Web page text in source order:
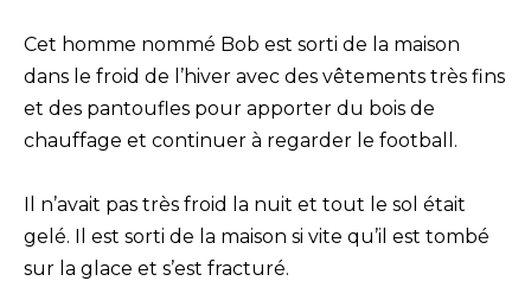
Cet homme nommé Bob est sorti de la maison
dans le froid de l’hiver avec des vêtements très fins
et des pantoufles pour apporter du bois de
chauffage et continuer à regarder le football.
Il n’avait pas très froid la nuit et tout le sol était
gelé. Il est sorti de la maison si vite qu’il est tombé
sur la glace et s’est fracturé.